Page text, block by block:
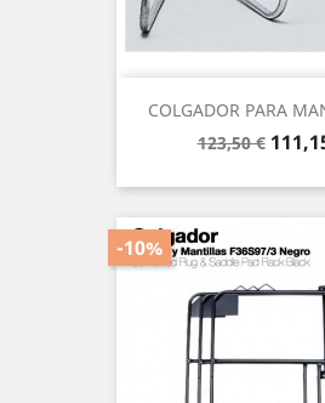
COLGADOR PARA
Precio
123,50 €
-10%